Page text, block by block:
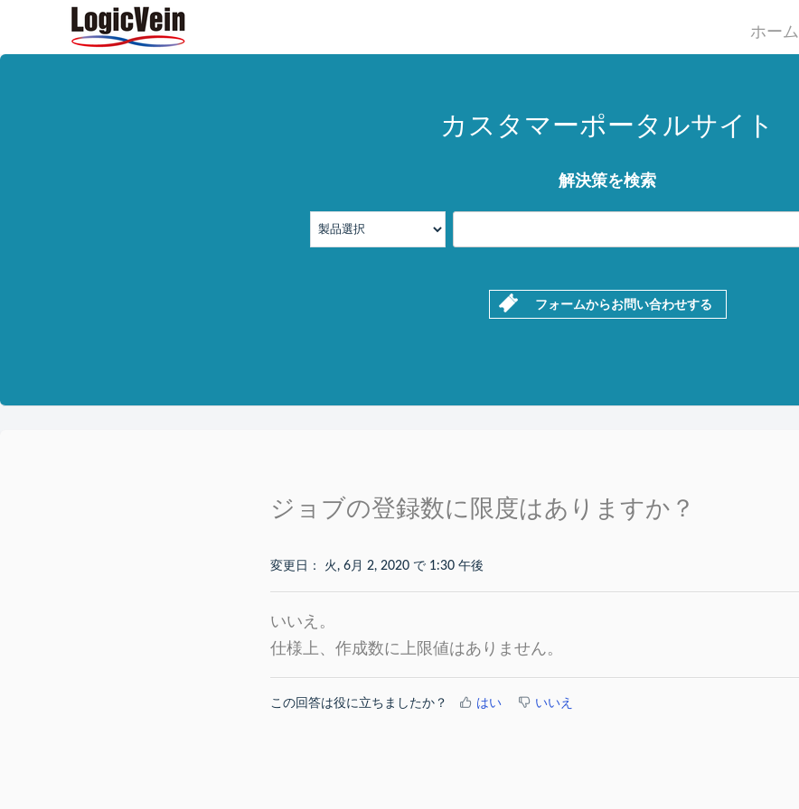
ホーム
カスタマーポータルサイト
解決策を検索
フォームからお問い合わせする
ジョブの登録数に限度はありますか？
変更日： 火, 6月 2, 2020 で 1:30 午後
いいえ。
仕様上、作成数に上限値はありません。
この回答は役に立ちましたか？ はい いいえ